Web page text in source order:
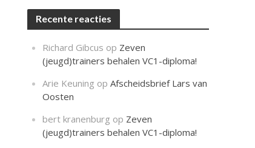
Recente reacties
Richard Gibcus op Zeven
(jeugd)trainers behalen VC1-diploma!
Arie Keuning opAfscheidsbrief Lars van
Oosten
bert kranenburg op Zeven
(jeugd)trainers behalen VC1-diploma!